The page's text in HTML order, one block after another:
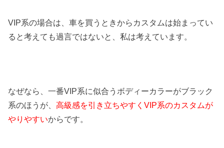
VIP系の場合は、車を買うときからカスタムは始まってい
ると考えても過言ではないと、私は考えています。
なぜなら、一番VIP系に似合うボディーカラーがブラック
系のほうが、高級感を引き立ちやすくVIP系のカスタムが
やりやすいからです。